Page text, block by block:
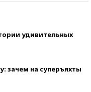
удивительных
зачем на суперъяхты